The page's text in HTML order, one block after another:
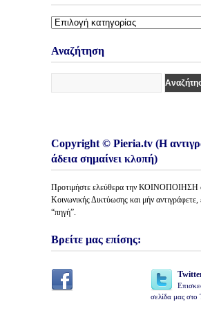
Διάφορες
Άρθρων
Αναζήτηση
Copyright © Pieria.tv (Η
άδεια σημαίνει κλοπή)
Προτιμήστε ελεύθερα την ΚΟΙΝΟΠΟΙΗΣΗ
Κοινωνικής Δικτύωσης και μήν αντιγράφετε,
“πηγή”.
Βρείτε μας επίσης:
σελίδα μας